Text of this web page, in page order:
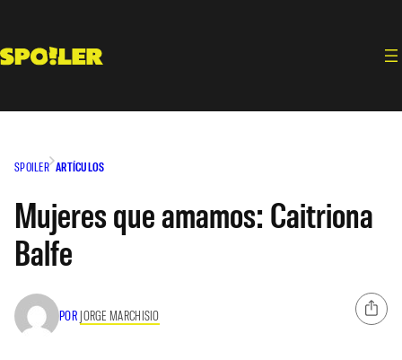
contenido
SPOILER ARTÍCULOS
Mujeres que amamos: Caitriona
Balfe
POR JORGE MARCHISIO